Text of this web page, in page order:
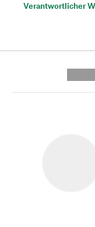
Verantwortlicher